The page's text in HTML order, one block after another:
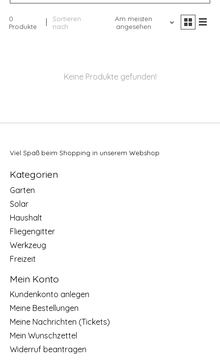
0
Produkte
Sortieren
nach
Am meisten
angesehen
Keine Produkte gefunden!
Viel Spaß beim Shopping in unserem Webshop
Kategorien
Garten
Solar
Haushalt
Fliegengitter
Werkzeug
Freizeit
Mein Konto
Kundenkonto anlegen
Meine Bestellungen
Meine Nachrichten (Tickets)
Mein Wunschzettel
Widerruf beantragen